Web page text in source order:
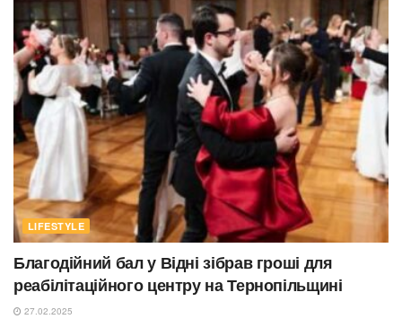
LIFESTYLE
Благодійний бал у Відні зібрав гроші для
реабілітаційного центру на Тернопільщині
27.02.2025